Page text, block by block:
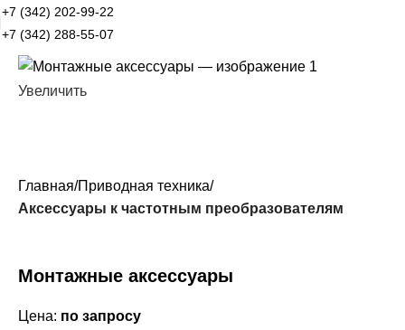
+7 (342) 202-99-22
+7 (342) 288-55-07
Увеличить
Главная Приводная техника
Аксессуары к частотным преобразователям
Монтажные аксессуары
Цена: по запросу